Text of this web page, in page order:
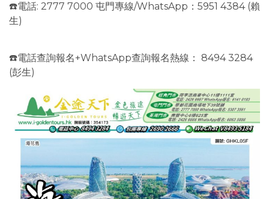
☎️電話: 2777 7000 屯門專線/WhatsApp：5951 4384 (賴
生)
☎️電話查詢報名+WhatsApp查詢報名熱線： 8494 3284
(彭生)